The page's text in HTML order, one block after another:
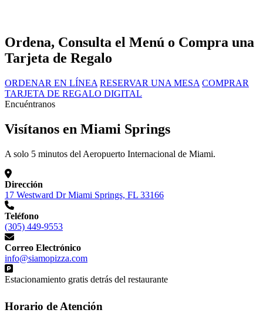
Ordena, Consulta el Menú o Compra una
Tarjeta de Regalo
ORDENAR EN LÍNEA RESERVAR UNA MESA COMPRAR
TARJETA DE REGALO DIGITAL
Encuéntranos
Visítanos en Miami Springs
A solo 5 minutos del Aeropuerto Internacional de Miami.
Dirección
17 Westward Dr Miami Springs, FL 33166
Teléfono
(305) 449-9553
Correo Electrónico
info@siamopizza.com
Estacionamiento gratis detrás del restaurante
Horario de Atención